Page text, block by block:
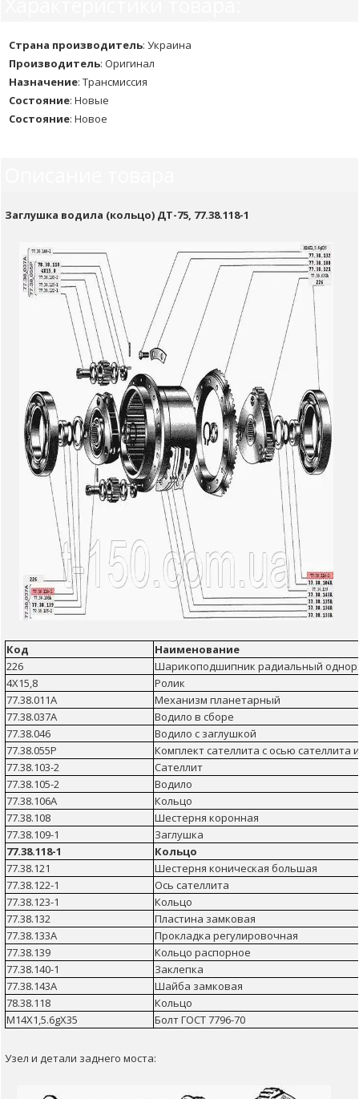
Страна производитель: Украина
Производитель: Оригинал
Назначение: Трансмиссия
Состояние: Новые
Состояние: Новое
Заглушка водила (кольцо) ДТ-75, 77.38.118-1
Код
Наименование
226
Шарикоподшипник радиальный
4Х15,8
Ролик
77.38.011А
Механизм планетарный
77.38.037А
Водило в сборе
77.38.046
Водило с заглушкой
77.38.055Р
Комплект сателлита с осью
77.38.103-2
Сателлит
77.38.105-2
Водило
77.38.106А
Кольцо
77.38.108
Шестерня коронная
77.38.109-1
Заглушка
77.38.118-1
Кольцо
77.38.121
Шестерня коническая большая
77.38.122-1
Ось сателлита
77.38.123-1
Кольцо
77.38.132
Пластина замковая
77.38.133А
Прокладка регулировочная
77.38.139
Кольцо распорное
77.38.140-1
Заклепка
77.38.143А
Шайба замковая
78.38.118
Кольцо
М14Х1,5.6gХ35
Болт ГОСТ 7796-70
Узел и детали заднего моста: